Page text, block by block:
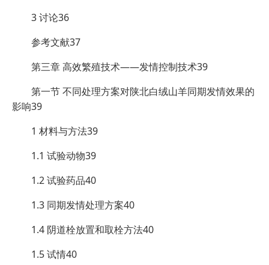
3 讨论36
参考文献37
第三章 高效繁殖技术——发情控制技术39
第一节 不同处理方案对陕北白绒山羊同期发情效果的
影响39
1 材料与方法39
1.1 试验动物39
1.2 试验药品40
1.3 同期发情处理方案40
1.4 阴道栓放置和取栓方法40
1.5 试情40